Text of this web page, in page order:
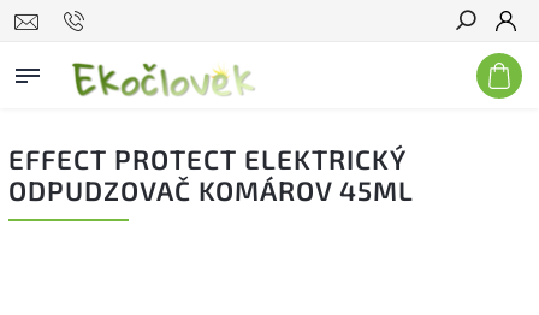
Hľadať
EFFECT PROTECT ELEKTRICKÝ
ODPUDZOVAČ KOMÁROV 45ML